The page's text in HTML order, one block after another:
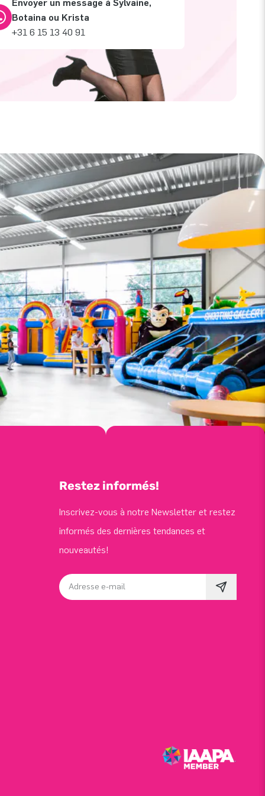
Envoyer un message à Sylvaine,
Botaina ou Krista
+31 6 15 13 40 91
Restez informés!
Inscrivez-vous à notre Newsletter et restez
informés des dernières tendances et
nouveautés!
Adresse e-mail